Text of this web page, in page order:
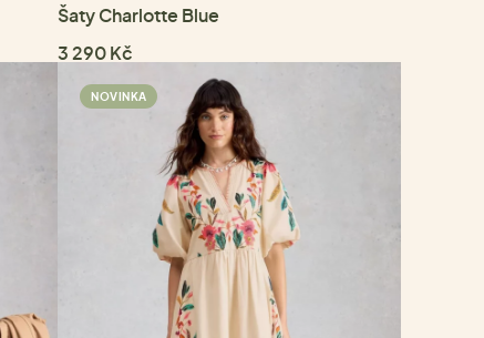
Šaty Charlotte Blue
3 290 Kč
NOVINKA